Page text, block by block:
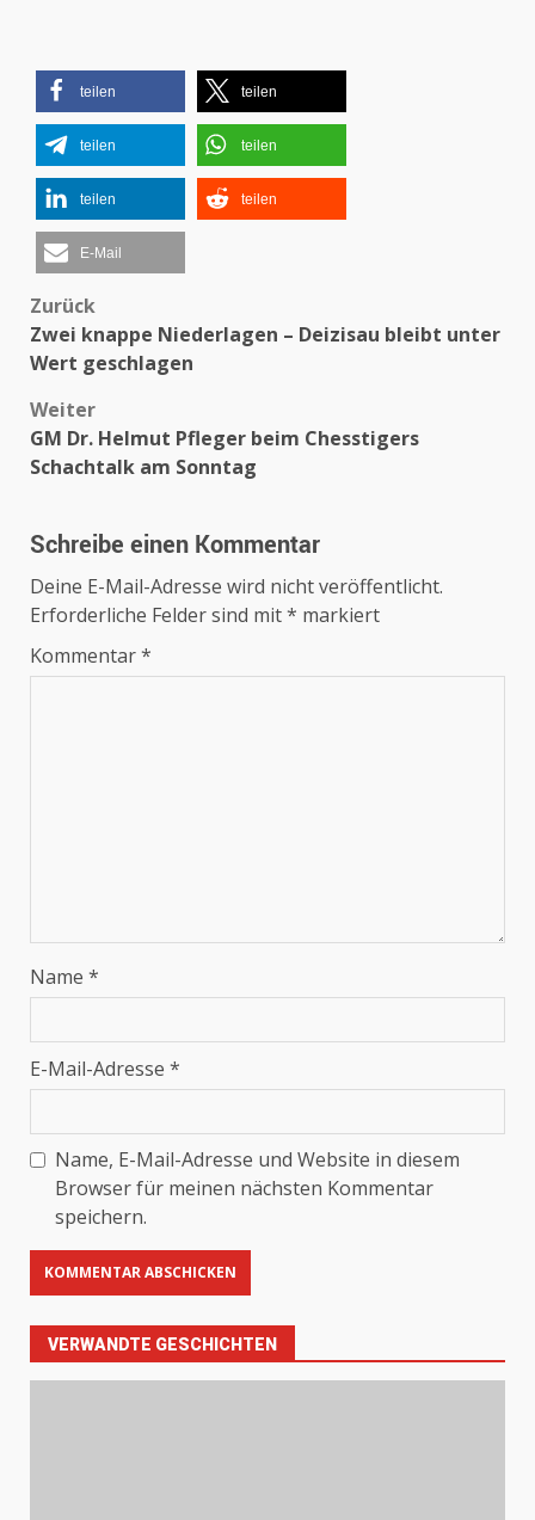
teilen teilen
teilen teilen
teilen teilen
E-Mail
Beitragsnavigation
Zurück
Zwei knappe Niederlagen – Deizisau bleibt unter
Wert geschlagen
Weiter
GM Dr. Helmut Pfleger beim Chesstigers
Schachtalk am Sonntag
Schreibe einen Kommentar
Deine E-Mail-Adresse wird nicht veröffentlicht.
Erforderliche Felder sind mit* markiert
Kommentar*
Name *
E-Mail-Adresse *
Name, E-Mail-Adresse und Website in diesem
Browser für meinen nächsten Kommentar
speichern.
VERWANDTE GESCHICHTEN